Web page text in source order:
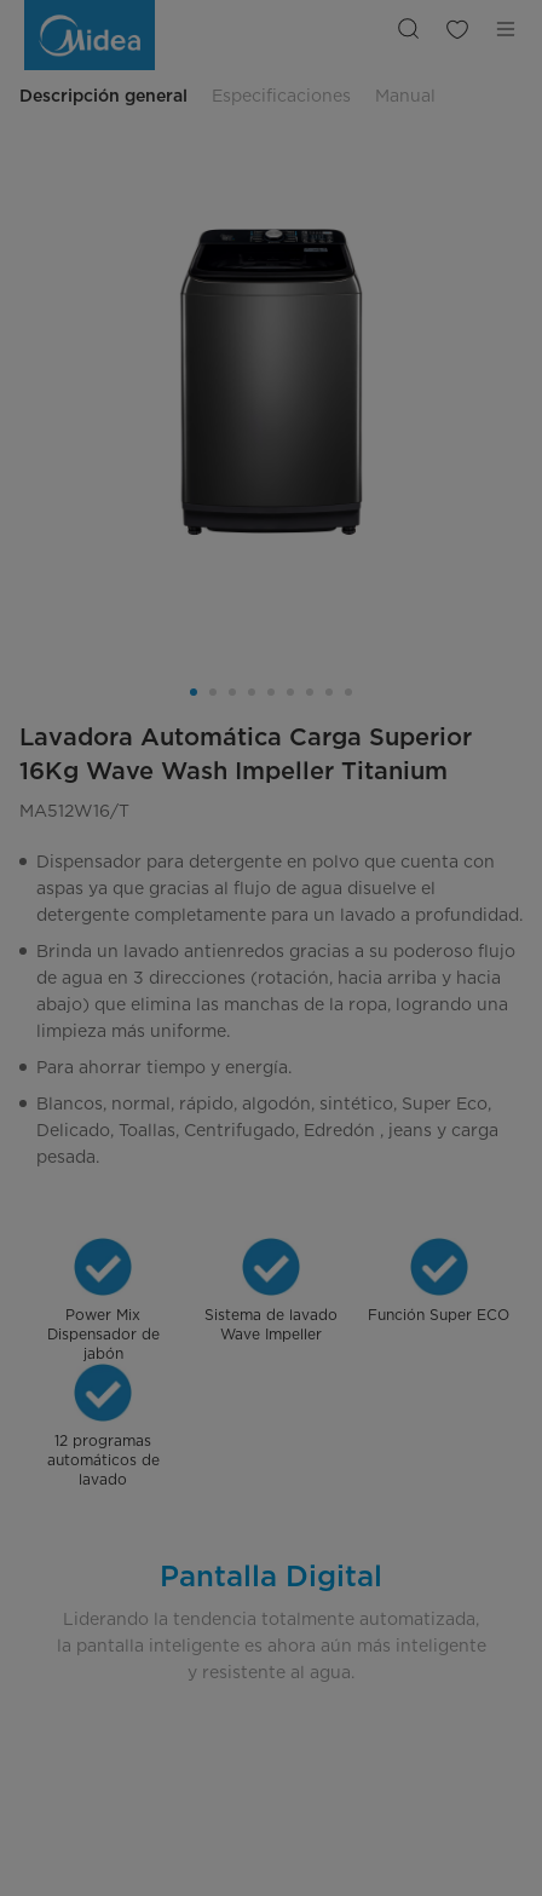
Automática
Superior
Descripción general Especificaciones Manual
Lavadora Automática Carga Superior
16Kg Wave Wash Impeller Titanium
MA512W16/T
Dispensador para detergente en polvo que cuenta con
aspas ya que gracias al flujo de agua disuelve el
detergente completamente para un lavado a profundidad.
Brinda un lavado antienredos gracias a su poderoso flujo
de agua en 3 direcciones (rotación, hacia arriba y hacia
abajo) que elimina las manchas de la ropa, logrando una
limpieza más uniforme.
Para ahorrar tiempo y energía.
Blancos, normal, rápido, algodón, sintético, Super Eco,
Delicado, Toallas, Centrifugado, Edredón , jeans y carga
pesada.
Power Mix
Dispensador de
jabón
Sistema de lavado
Wave Impeller
Función Super ECO
12 programas
automáticos de
lavado
Pantalla Digital
Liderando la tendencia totalmente automatizada,
la pantalla inteligente es ahora aún más inteligente
y resistente al agua.